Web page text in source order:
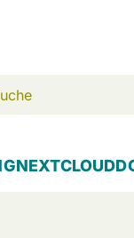
NEXTCLOUD